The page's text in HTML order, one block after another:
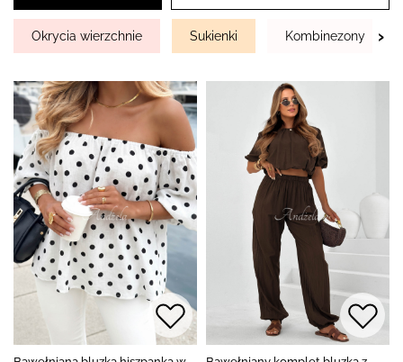
Okrycia wierzchnie Sukienki Kombinezony ›